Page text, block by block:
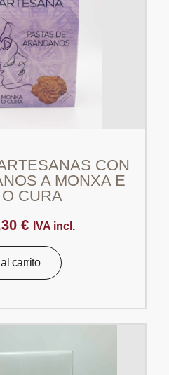
CON
A MONXA E
O CURA
€ IVA incl.
carrito